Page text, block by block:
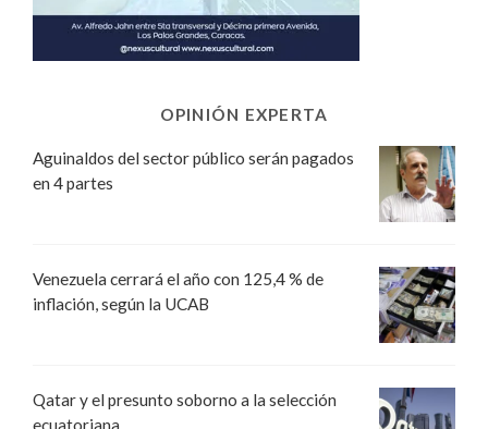
OPINIÓN EXPERTA
Aguinaldos del sector público serán pagados
en 4 partes
Venezuela cerrará el año con 125,4 % de
inflación, según la UCAB
Qatar y el presunto soborno a la selección
ecuatoriana